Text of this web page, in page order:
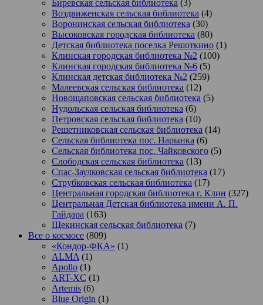
Биревская сельская библиотека (3)
Воздвиженская сельская библиотека (4)
Воронинская сельская библиотека (30)
Высоковская городская библиотека (80)
Детская библиотека поселка Решоткино (1)
Клинская городская библиотека №2 (100)
Клинская городская библиотека №6 (5)
Клинская детская библиотека №2 (259)
Малеевская сельская библиотека (12)
Новощаповская сельская библиотека (5)
Нудольская сельская библиотека (6)
Петровская сельская библиотека (10)
Решетниковская сельская библиотека (14)
Сельская библиотека пос. Нарынка (6)
Сельская библиотека пос. Чайковского (5)
Слободская сельская библиотека (13)
Спас-Заулковская сельская библиотека (17)
Струбковская сельская библиотека (17)
Центральная городская библиотека г. Клин (327)
Центральная Детская библиотека имени А. П.
Гайдара (163)
Щекинская сельская библиотека (7)
Все о космосе (809)
«Кондор-ФКА» (1)
ALMA (1)
Apollo (1)
ART-XC (1)
Artemis (6)
Blue Origin (1)